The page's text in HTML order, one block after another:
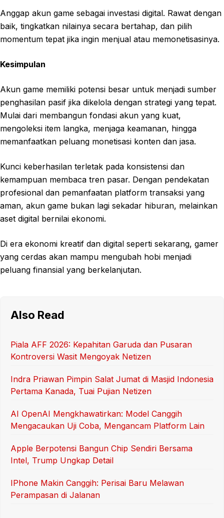
Anggap akun game sebagai investasi digital. Rawat dengan
baik, tingkatkan nilainya secara bertahap, dan pilih
momentum tepat jika ingin menjual atau memonetisasinya.
Kesimpulan
Akun game memiliki potensi besar untuk menjadi sumber
penghasilan pasif jika dikelola dengan strategi yang tepat.
Mulai dari membangun fondasi akun yang kuat,
mengoleksi item langka, menjaga keamanan, hingga
memanfaatkan peluang monetisasi konten dan jasa.
Kunci keberhasilan terletak pada konsistensi dan
kemampuan membaca tren pasar. Dengan pendekatan
profesional dan pemanfaatan platform transaksi yang
aman, akun game bukan lagi sekadar hiburan, melainkan
aset digital bernilai ekonomi.
Di era ekonomi kreatif dan digital seperti sekarang, gamer
yang cerdas akan mampu mengubah hobi menjadi
peluang finansial yang berkelanjutan.
Also Read
Piala AFF 2026: Kepahitan Garuda dan Pusaran
Kontroversi Wasit Mengoyak Netizen
Indra Priawan Pimpin Salat Jumat di Masjid Indonesia
Pertama Kanada, Tuai Pujian Netizen
AI OpenAI Mengkhawatirkan: Model Canggih
Mengacaukan Uji Coba, Mengancam Platform Lain
Apple Berpotensi Bangun Chip Sendiri Bersama
Intel, Trump Ungkap Detail
IPhone Makin Canggih: Perisai Baru Melawan
Perampasan di Jalanan